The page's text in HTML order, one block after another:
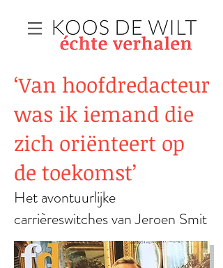
‘Van hoofdredacteur
was ik iemand die
zich oriënteert op
de toekomst’
Het avontuurlijke
carrièreswitches van Jeroen Smit